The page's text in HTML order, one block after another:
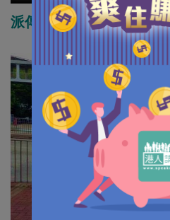
派傳單？正呀！